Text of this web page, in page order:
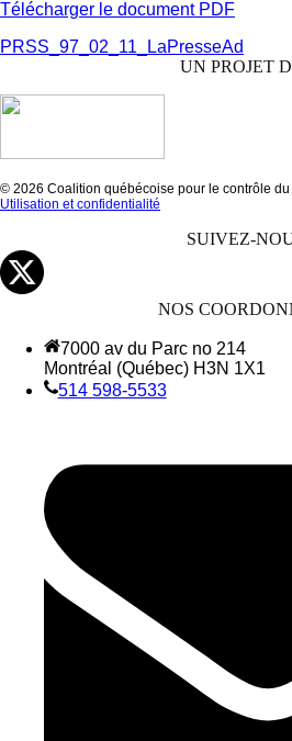
Télécharger le document PDF
PRSS_97_02_11_LaPresseAd
UN PROJET
© 2026 Coalition québécoise pour le contrôle du
Utilisation et confidentialité
SUIVEZ-
NOS
7000 av du Parc no 214
Montréal (Québec) H3N 1X1
514 598-5533